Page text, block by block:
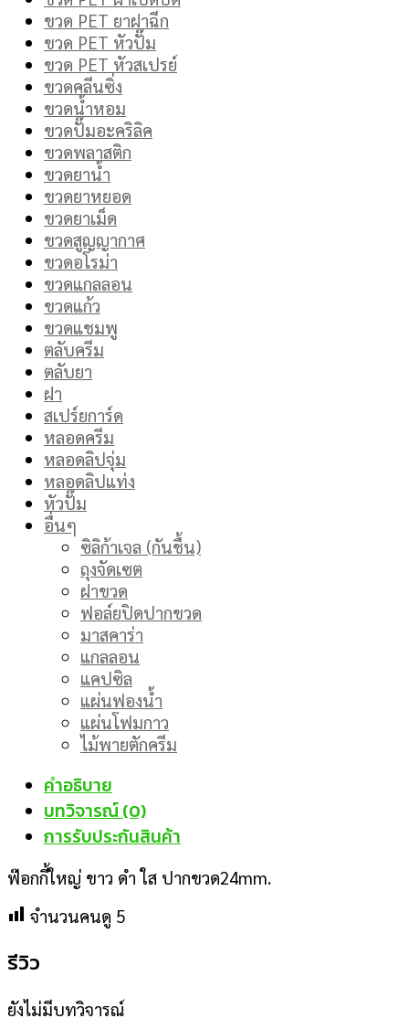
ขวด PET ยาฝาฉีก
ขวด PET หัวปั๊ม
ขวด PET หัวสเปรย์
ขวดคลีนซิ่ง
ขวดน้ำหอม
ขวดปั๊มอะคริลิค
ขวดพลาสติก
ขวดยาน้ำ
ขวดยาหยอด
ขวดยาเม็ด
ขวดสูญญากาศ
ขวดอโรม่า
ขวดแกลลอน
ขวดแก้ว
ขวดแชมพู
ตลับครีม
ตลับยา
ฝา
สเปร์ยการ์ด
หลอดครีม
หลอดลิปจุ่ม
หลอดลิปแท่ง
หัวปั๊ม
อื่นๆ
ซิลิก้าเจล (กันชื้น)
ถุงจัดเซต
ฝาขวด
ฟอล์ยปิดปากขวด
มาสคาร่า
แกลลอน
แคปซิล
แผ่นฟองน้ำ
แผ่นโฟมกาว
ไม้พายตักครีม
คำอธิบาย
บทวิจารณ์ (0)
การรับประกันสินค้า
ฟ๊อกกี้ใหญ่ ขาว ดำ ใส ปากขวด24mm.
จำนวนคนดู 5
รีวิว
ยังไม่มีบทวิจารณ์